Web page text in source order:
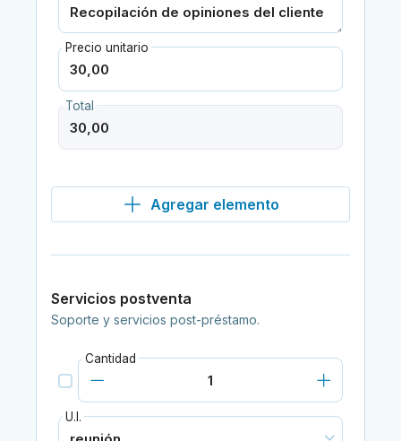
Precio unitario
Total
Agregar elemento
Servicios postventa
Soporte y servicios post-préstamo.
Cantidad
U.I.